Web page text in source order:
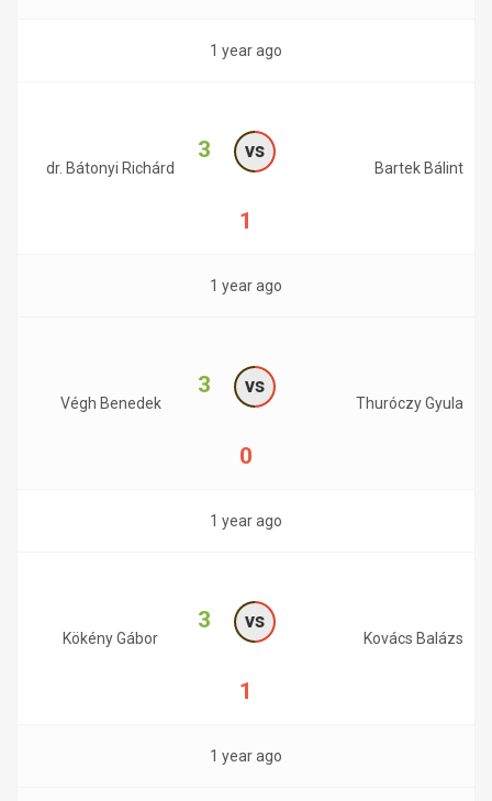
1 year ago
dr. Bátonyi Richárd
3 vs
1
Bartek Bálint
1 year ago
Végh Benedek
3 vs
0
Thuróczy Gyula
1 year ago
Kökény Gábor
3 vs
1
Kovács Balázs
1 year ago